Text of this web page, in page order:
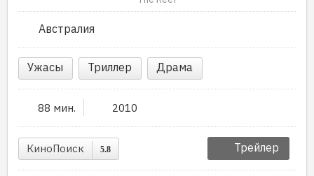
Австралия
Ужасы Триллер Драма
88 мин. 2010
КиноПоиск 5.8 Трейлер